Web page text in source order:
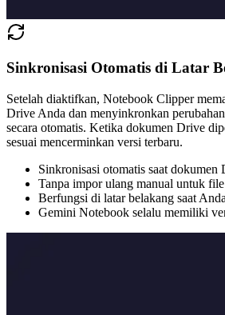
Sinkronisasi Otomatis di Latar
Setelah diaktifkan, Notebook Clipper
Drive Anda dan menyinkronkan
secara otomatis. Ketika dokumen Drive
sesuai mencerminkan versi terbaru.
Sinkronisasi otomatis saat dokumen
Tanpa impor ulang manual untuk
Berfungsi di latar belakang saat
Gemini Notebook selalu memiliki